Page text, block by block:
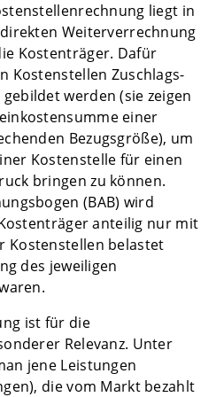
liegt in
Weiterverrechnung
Kostenträger. Dafür
Kostenstellen Zuschlags-
werden (sie zeigen
einer
Bezugsgröße), um
Kostenstelle für einen
bringen zu können.
(BAB) wird
anteilig nur mit
Kostenstellen belastet
des jeweiligen
ist für die
Relevanz. Unter
jene Leistungen
die vom Markt bezahlt